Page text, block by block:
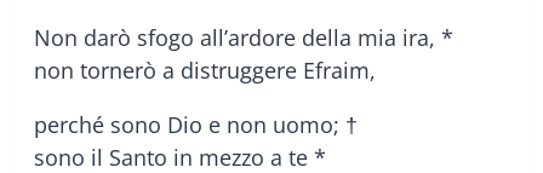
Non darò sfogo all’ardore della mia ira, *
non tornerò a distruggere Efraim,
perché sono Dio e non uomo; †
sono il Santo in mezzo a te *